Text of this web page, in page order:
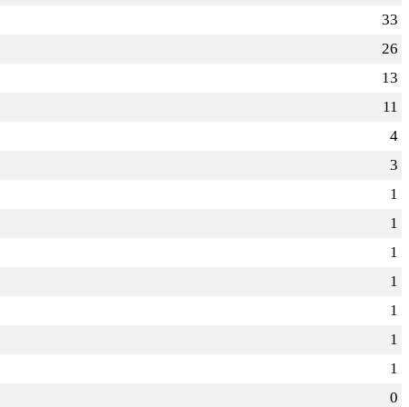
33
26
13
11
4
3
1
1
1
1
1
1
1
0